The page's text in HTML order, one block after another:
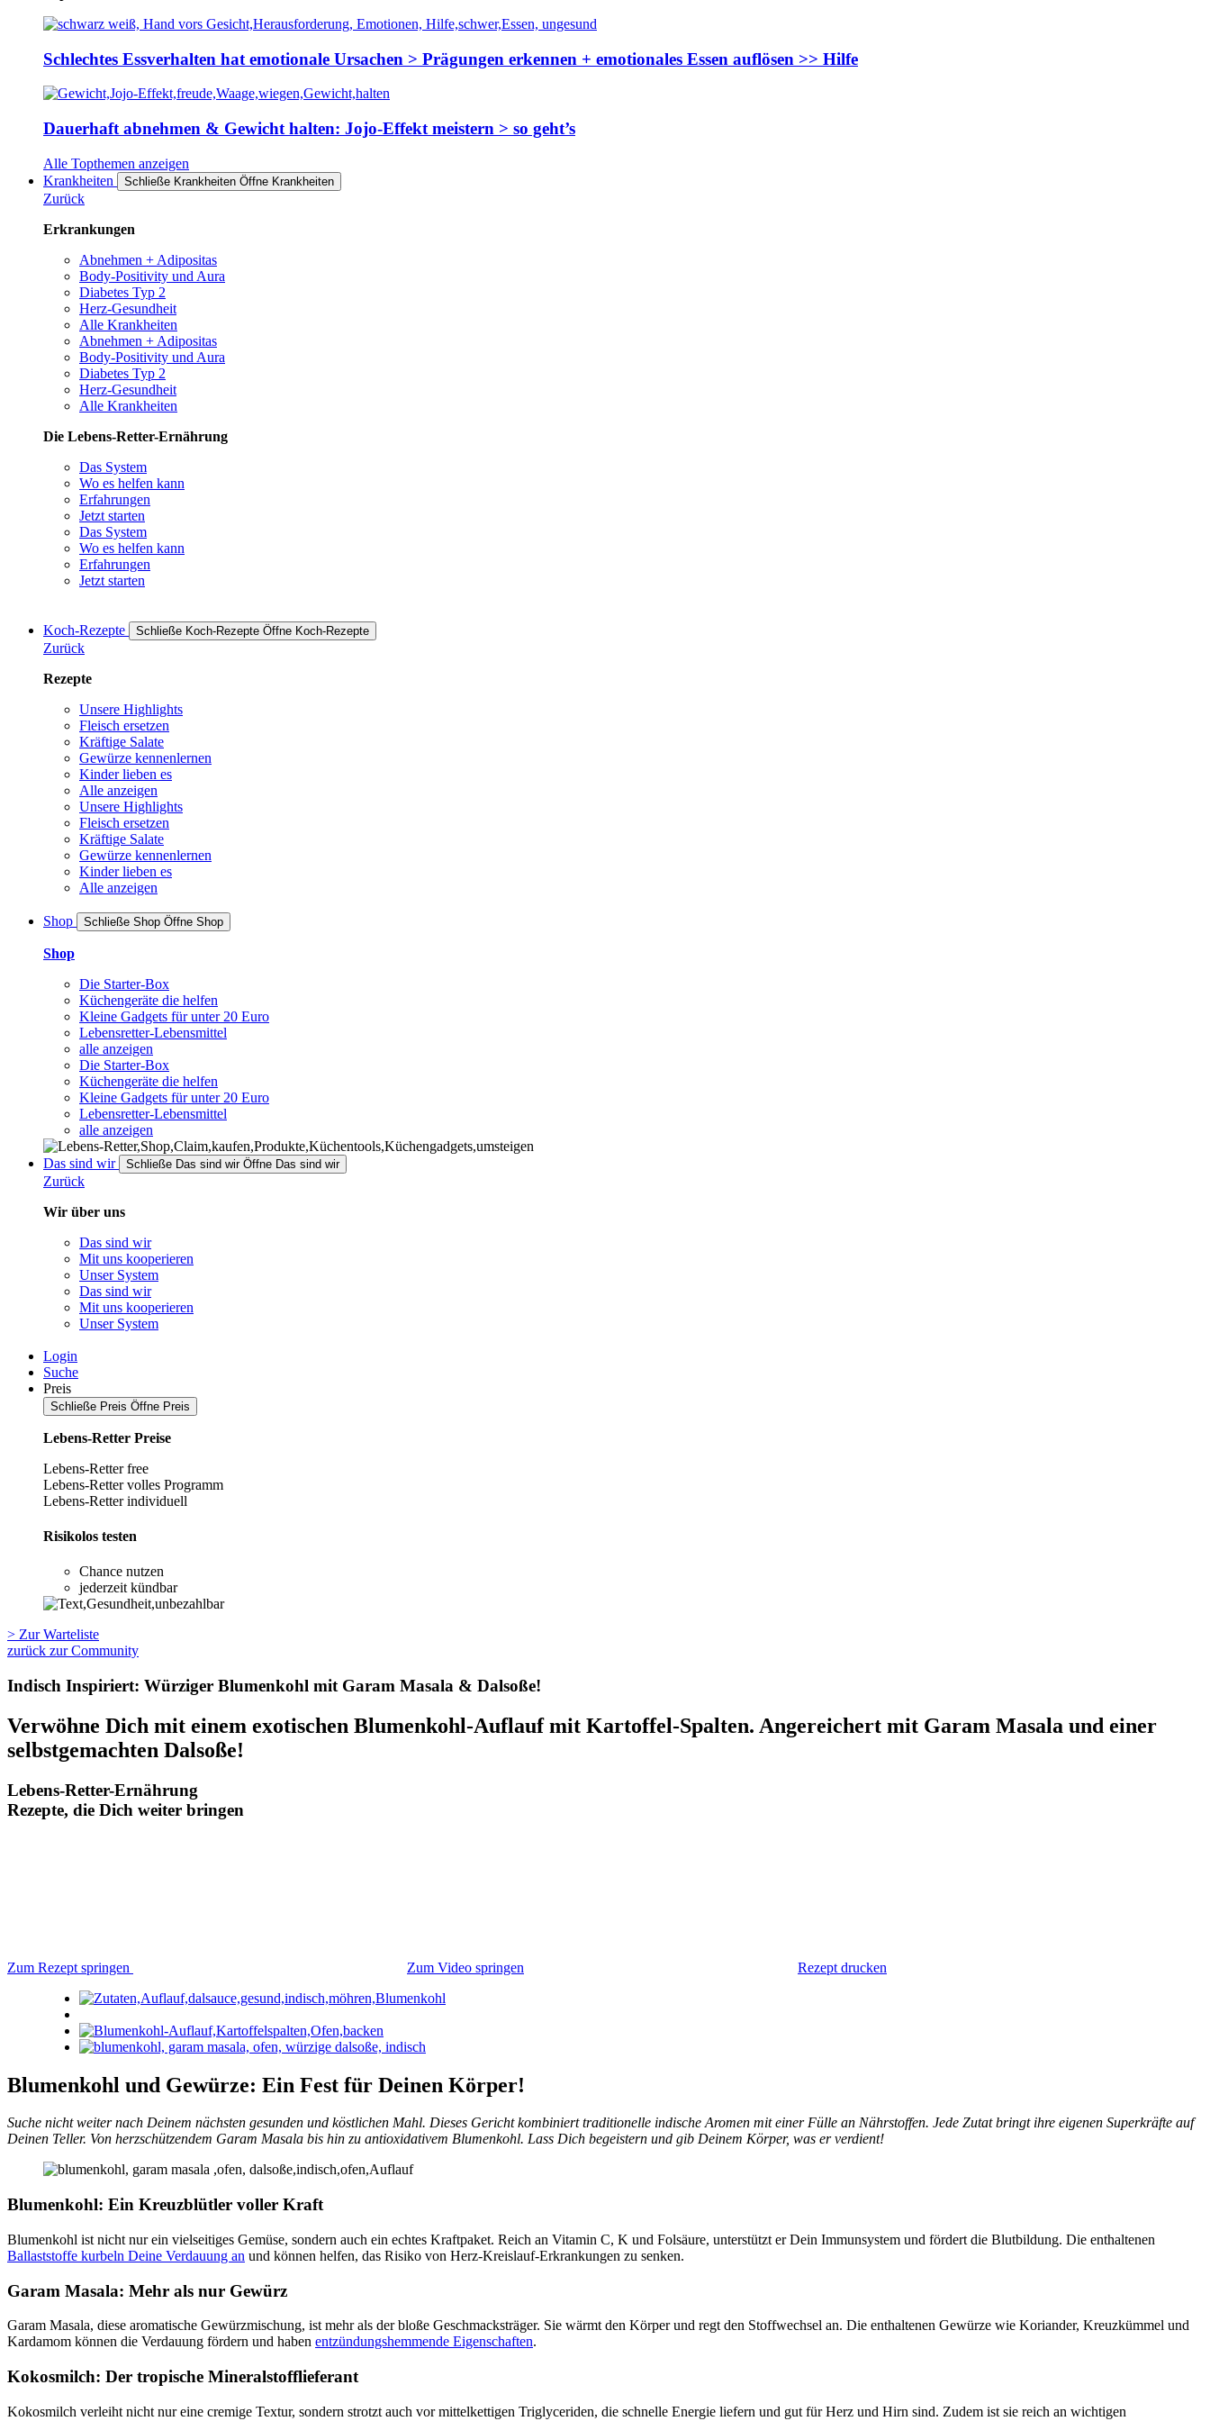
Schlechtes Essverhalten hat emotionale Ursachen > Prägungen erkennen + emotionales Essen auflösen >> Hilfe
Dauerhaft abnehmen & Gewicht halten: Jojo-Effekt meistern > so geht’s
Alle Topthemen anzeigen
Krankheiten
Schließe Krankheiten Öffne Krankheiten
Zurück
Erkrankungen
Abnehmen + Adipositas
Body-Positivity und Aura
Diabetes Typ 2
Herz-Gesundheit
Alle Krankheiten
Abnehmen + Adipositas
Body-Positivity und Aura
Diabetes Typ 2
Herz-Gesundheit
Alle Krankheiten
Die Lebens-Retter-Ernährung
Das System
Wo es helfen kann
Erfahrungen
Jetzt starten
Das System
Wo es helfen kann
Erfahrungen
Jetzt starten
Koch-Rezepte Schließe Koch-Rezepte Öffne Koch-Rezepte
Zurück
Rezepte
Unsere Highlights
Fleisch ersetzen
Kräftige Salate
Gewürze kennenlernen
Kinder lieben es
Alle anzeigen
Unsere Highlights
Fleisch ersetzen
Kräftige Salate
Gewürze kennenlernen
Kinder lieben es
Alle anzeigen
Shop Schließe Shop Öffne Shop
Shop
Die Starter-Box
Küchengeräte die helfen
Kleine Gadgets für unter 20 Euro
Lebensretter-Lebensmittel
alle anzeigen
Die Starter-Box
Küchengeräte die helfen
Kleine Gadgets für unter 20 Euro
Lebensretter-Lebensmittel
alle anzeigen
Das sind wir Schließe Das sind wir Öffne Das sind wir
Zurück
Wir über uns
Das sind wir
Mit uns kooperieren
Unser System
Das sind wir
Mit uns kooperieren
Unser System
Login
Suche
Preis
Schließe Preis Öffne Preis
Lebens-Retter Preise
Lebens-Retter free
Lebens-Retter volles Programm
Lebens-Retter individuell
Risikolos testen
Chance nutzen
jederzeit kündbar
> Zur Warteliste
zurück zur Community
Indisch Inspiriert: Würziger Blumenkohl mit Garam Masala & Dalsoße!
Verwöhne Dich mit einem exotischen Blumenkohl-Auflauf mit Kartoffel-Spalten. Angereichert mit Garam Masala und einer
selbstgemachten Dalsoße!
Lebens-Retter-Ernährung
Rezepte, die Dich weiter bringen
Zum Rezept springen Zum Video springen Rezept drucken
Blumenkohl und Gewürze: Ein Fest für Deinen Körper!
Suche nicht weiter nach Deinem nächsten gesunden und köstlichen Mahl. Dieses Gericht kombiniert traditionelle indische Aromen mit einer Fülle an Nährstoffen. Jede Zutat bringt ihre eigenen Superkräfte auf
Deinen Teller. Von herzschützendem Garam Masala bis hin zu antioxidativem Blumenkohl. Lass Dich begeistern und gib Deinem Körper, was er verdient!
Blumenkohl: Ein Kreuzblütler voller Kraft
Blumenkohl ist nicht nur ein vielseitiges Gemüse, sondern auch ein echtes Kraftpaket. Reich an Vitamin C, K und Folsäure, unterstützt er Dein Immunsystem und fördert die Blutbildung. Die enthaltenen
Ballaststoffe kurbeln Deine Verdauung an und können helfen, das Risiko von Herz-Kreislauf-Erkrankungen zu senken.
Garam Masala: Mehr als nur Gewürz
Garam Masala, diese aromatische Gewürzmischung, ist mehr als der bloße Geschmacksträger. Sie wärmt den Körper und regt den Stoffwechsel an. Die enthaltenen Gewürze wie Koriander, Kreuzkümmel und
Kardamom können die Verdauung fördern und haben entzündungshemmende Eigenschaften.
Kokosmilch: Der tropische Mineralstofflieferant
Kokosmilch verleiht nicht nur eine cremige Textur, sondern strotzt auch vor mittelkettigen Triglyceriden, die schnelle Energie liefern und gut für Herz und Hirn sind. Zudem ist sie reich an wichtigen